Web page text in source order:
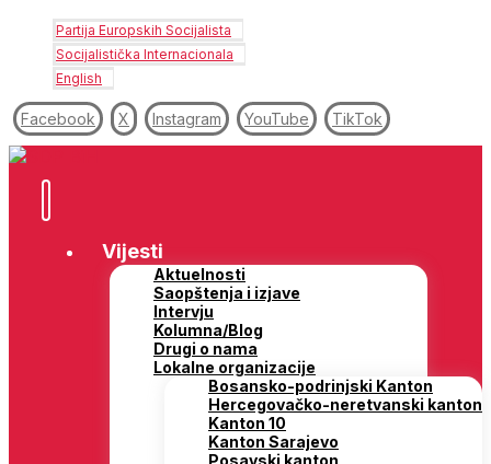
Partija Europskih Socijalista
Socijalistička Internacionala
English
Facebook X Instagram YouTube TikTok
Vijesti
Aktuelnosti
Saopštenja i izjave
Intervju
Kolumna/Blog
Drugi o nama
Lokalne organizacije
Bosansko-podrinjski Kanton
Hercegovačko-neretvanski kanton
Kanton 10
Kanton Sarajevo
Posavski kanton